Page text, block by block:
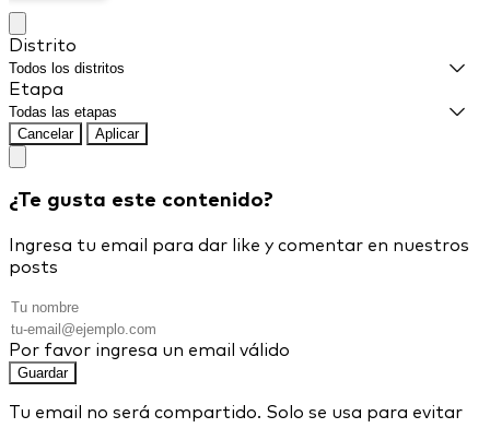
Distrito
Etapa
Cancelar Aplicar
¿Te gusta este contenido?
Ingresa tu email para dar like y comentar en nuestros
posts
Por favor ingresa un email válido
Guardar
Tu email no será compartido. Solo se usa para evitar